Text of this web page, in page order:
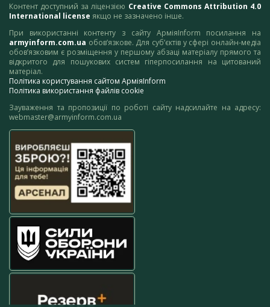
Контент доступний за ліцензією Creative Commons Attribution 4.0
International license якщо не зазначено інше.
При використанні контенту з сайту АрміяInform посилання на
armyinform.com.ua обов’язкове. Для суб’єктів у сфері онлайн-медіа
обов’язковим є розміщення у першому абзаці матеріалу прямого та
відкритого для пошукових систем гіперпосилання на цитований
матеріал.
Політика користування сайтом АрміяInform
Політика використання файлів cookie
Зауваження та пропозиції по роботі сайту надсилайте на адресу:
webmaster@armyinform.com.ua